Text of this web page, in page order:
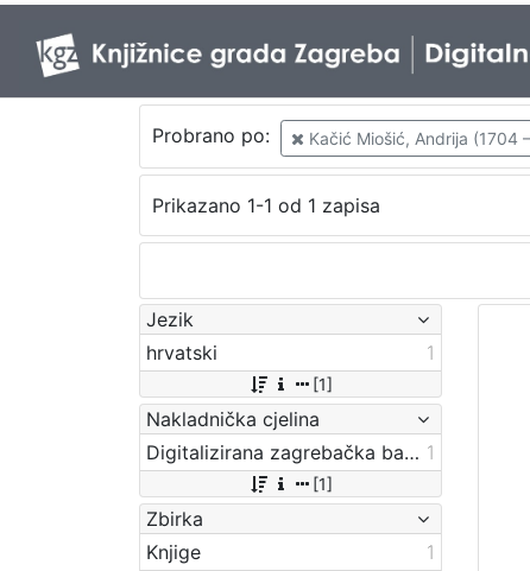
Probrano po: Kačić Miošić, Andrija (1704
Prikazano 1-1 od 1 zapisa
Jezik
hrvatski
1
[1]
Nakladnička cjelina
Digitalizirana zagrebačka baština 1
[1]
Zbirka
Knjige
1